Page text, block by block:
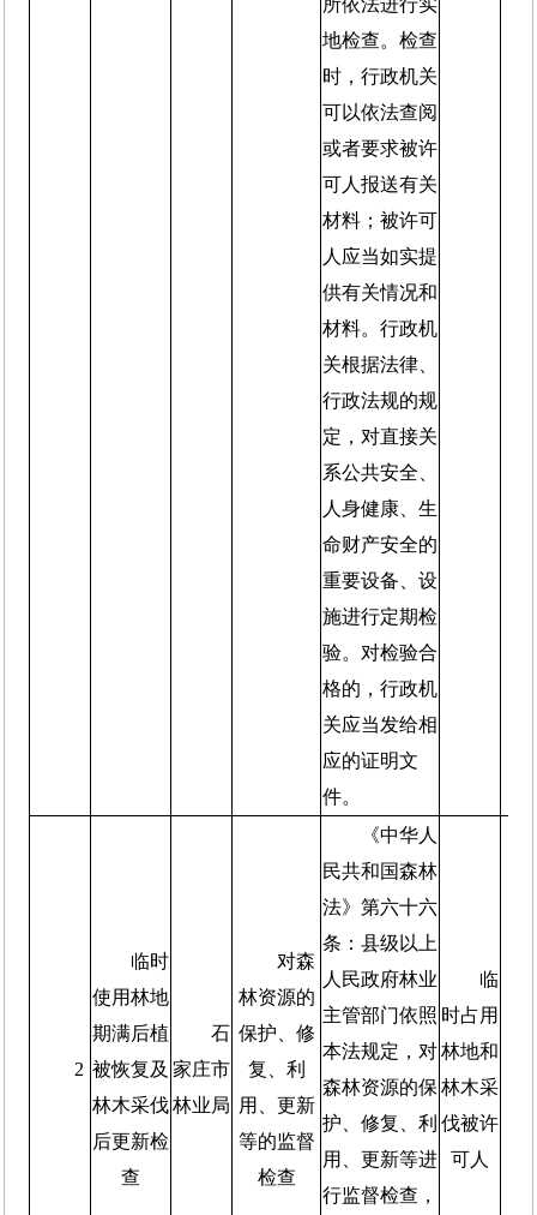
所依法进行实
地检查。检查
时，行政机关
可以依法查阅
或者要求被许
可人报送有关
材料；被许可
人应当如实提
供有关情况和
材料。行政机
关根据法律、
行政法规的规
定，对直接关
系公共安全、
人身健康、生
命财产安全的
重要设备、设
施进行定期检
验。对检验合
格的，行政机
关应当发给相
应的证明文
件。
2
临时
使用林地
期满后植
被恢复及
林木采伐
后更新检
查
石
家庄市
林业局
对森
林资源的
保护、修
复、利
用、更新
等的监督
检查
《中华人
民共和国森林
法》第六十六
条：县级以上
人民政府林业
主管部门依照
本法规定，对
森林资源的保
护、修复、利
用、更新等进
行监督检查，
临
时占用
林地和
林木采
伐被许
可人